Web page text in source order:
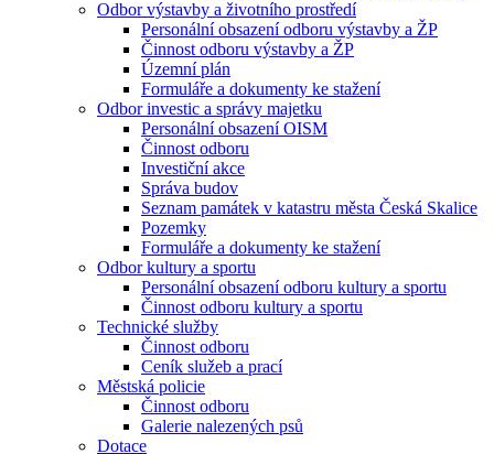
Odbor výstavby a životního prostředí
Personální obsazení odboru výstavby a ŽP
Činnost odboru výstavby a ŽP
Územní plán
Formuláře a dokumenty ke stažení
Odbor investic a správy majetku
Personální obsazení OISM
Činnost odboru
Investiční akce
Správa budov
Seznam památek v katastru města Česká Skalice
Pozemky
Formuláře a dokumenty ke stažení
Odbor kultury a sportu
Personální obsazení odboru kultury a sportu
Činnost odboru kultury a sportu
Technické služby
Činnost odboru
Ceník služeb a prací
Městská policie
Činnost odboru
Galerie nalezených psů
Dotace